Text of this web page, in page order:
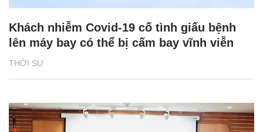
THỜI SỰ
Khách nhiễm Covid-19 cố tình giấu bệnh
lên máy bay có thể bị cấm bay vĩnh viễn